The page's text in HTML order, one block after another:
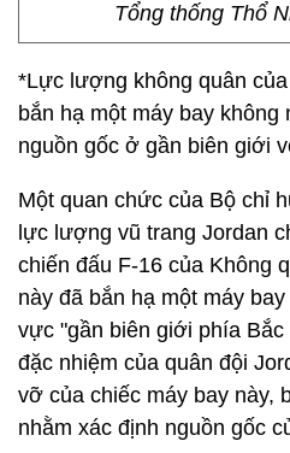
Tổng thống Thổ
*Lực lượng không quân
bắn hạ một máy bay
nguồn gốc ở gần biên giới
Một quan chức của Bộ chỉ
lực lượng vũ trang Jordan
chiến đấu F-16 của Không
này đã bắn hạ một máy
vực "gần biên giới phía
đặc nhiệm của quân đội
vỡ của chiếc máy bay này,
nhằm xác định nguồn gốc